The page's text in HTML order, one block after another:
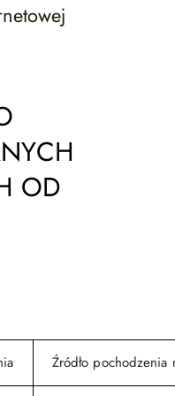
OD
Źródło pochodzenia